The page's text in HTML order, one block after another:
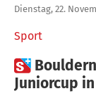
Sport
Dienstag, 22.

Juniorcup